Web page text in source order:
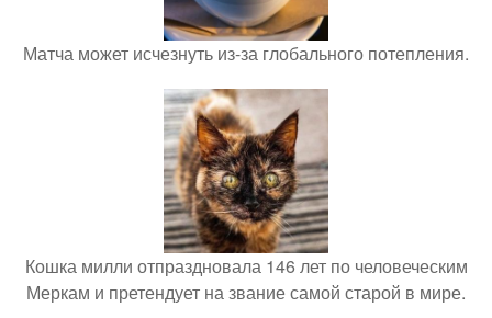
Матча может исчезнуть из-за глобального потепления.
Кошка милли отпраздновала 146 лет по человеческим
Меркам и претендует на звание самой старой в мире.